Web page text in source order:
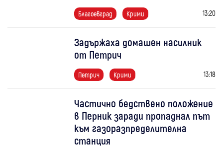
Благоевград Крими 13:20
Задържаха домашен насилник
от Петрич
Петрич Крими 13:18
Частично бедствено положение
в Перник заради пропаднал път
към газоразпределителна
станция